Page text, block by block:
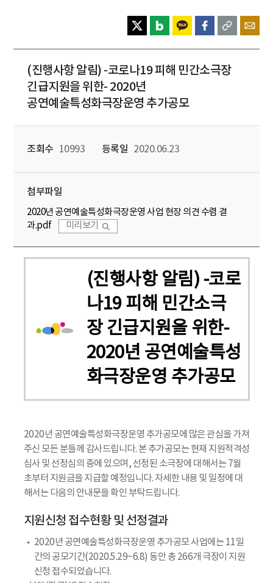
(진행사항 알림) -코로나19 피해 민간소극장
긴급지원을 위한- 2020년
공연예술특성화극장운영 추가공모
조회수 10993 등록일 2020.06.23
첨부파일
2020년 공연예술특성화극장운영 사업 현장 의견 수렴 결
과.pdf
미리보기
(진행사항 알림) -코로
나19 피해 민간소극
장 긴급지원을 위한-
2020년 공연예술특성
화극장운영 추가공모
2020년 공연예술특성화극장운영 추가공모에 많은 관심을 가져
주신 모든 분들께 감사드립니다. 본 추가공모는 현재 지원적격성
심사 및 선정심의 중에 있으며, 선정된 소극장에 대해서는 7월
초부터 지원금을 지급할 예정입니다. 자세한 내용 및 일정에 대
해서는 다음의 안내문을 확인 부탁드립니다.
지원신청 접수현황 및 선정결과
2020년 공연예술특성화극장운영 추가공모 사업에는 11일
간의 공모기간(2020.5.29~6.8) 동안 총 266개 극장이 지원
신청 접수되었습니다.